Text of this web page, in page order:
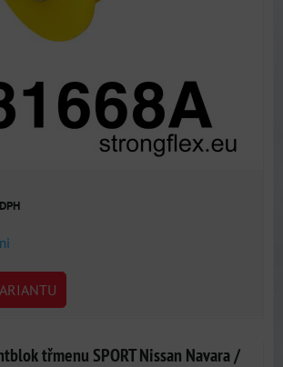
třmenu SPORT Nissan Navara /